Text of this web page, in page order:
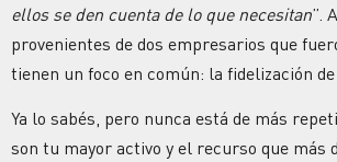
ellos se den cuenta de lo que necesitan”.
provenientes de dos empresarios que
tienen un foco en común: la fidelización
Ya lo sabés, pero nunca está de más
son tu mayor activo y el recurso que más